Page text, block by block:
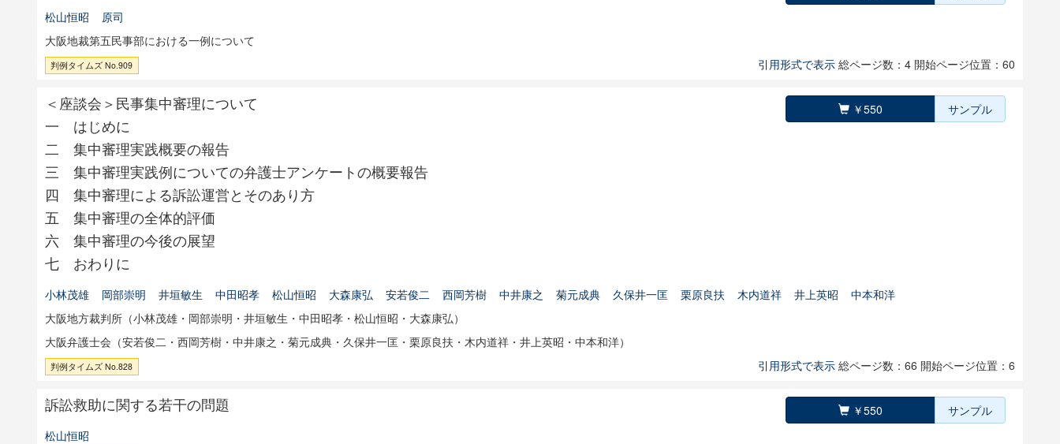
松山恒昭
原司
大阪地裁第五民事部における一例について
判例タイムズ No.909 引用形式で表示 総ページ数：4 開始ページ位置：60
＜座談会＞民事集中審理について
一 はじめに
二 集中審理実践概要の報告
三 集中審理実践例についての弁護士アンケートの概要報告
四 集中審理による訴訟運営とそのあり方
五 集中審理の全体的評価
六 集中審理の今後の展望
七 おわりに
￥550 サンプル
小林茂雄 岡部崇明 井垣敏生 中田昭孝 松山恒昭 大森康弘 安若俊二 西岡芳樹 中井康之 菊元成典 久保井一匡 栗原良扶 木内道祥 井上英昭
中本和洋
大阪地方裁判所（小林茂雄・岡部崇明・井垣敏生・中田昭孝・松山恒昭・大森康弘）
大阪弁護士会（安若俊二・西岡芳樹・中井康之・菊元成典・久保井一匡・栗原良扶・木内道祥・井上英昭・中本和洋）
判例タイムズ No.828 引用形式で表示 総ページ数：66 開始ページ位置：6
訴訟救助に関する若干の問題 ￥550
サンプル
松山恒昭